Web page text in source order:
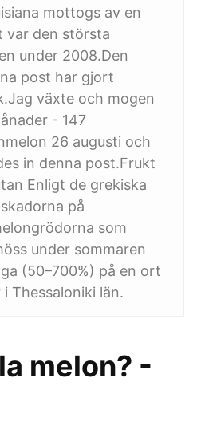
mottogs av en
var den största
under 2008.Den
post har gjort
växte och mogen
- 147
26 augusti och
in denna post.Frukt
Enligt de grekiska
på
som
under sommaren
(50–700%) på en ort
Thessaloniki län.
melon? -